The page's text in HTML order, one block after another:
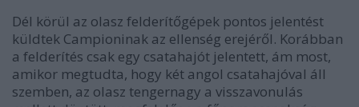
Dél körül az olasz felderítőgépek pontos jelentést
küldtek Campioninak az ellenség erejéről. Korábban
a felderítés csak egy csatahajót jelentett, ám most,
amikor megtudta, hogy két angol csatahajóval áll
szemben, az olasz tengernagy a visszavonulás